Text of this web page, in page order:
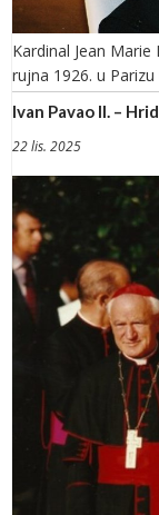
Kardinal Jean
rujna 1926. u
Ivan Pavao II. –
22 lis. 2025